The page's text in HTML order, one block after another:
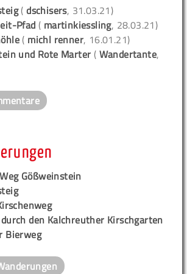
(dschisers, 31.03.21)
Pfad ( martinkiessling, 28.03.21)
( michl renner, 16.01.21)
und Rote Marter ( Wandertante,
Gößweinstein
den Kalchreuther Kirschgarten
Bierweg